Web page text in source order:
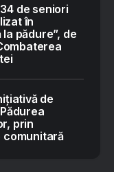
de seniori
în
pădure”, de
de
prin
comunitară